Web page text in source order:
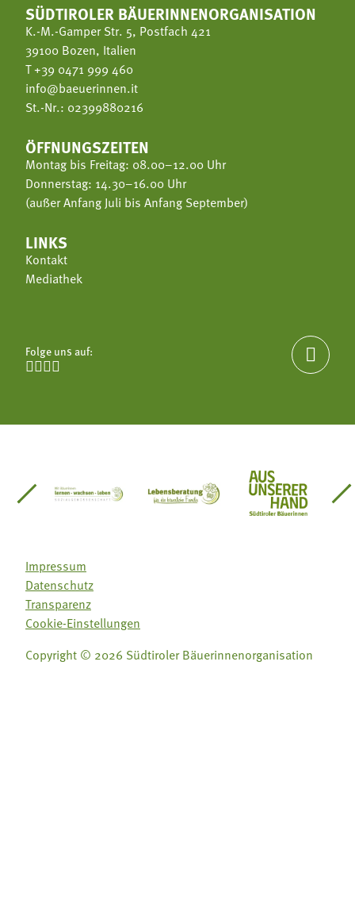
SÜDTIROLER BÄUERINNENORGANISATION
K.-M.-Gamper Str. 5, Postfach 421
39100 Bozen, Italien
T+39 0471 999 460
info@baeuerinnen.it
St.-Nr.: 02399880216
ÖFFNUNGSZEITEN
Montag bis Freitag: 08.00–12.00 Uhr
Donnerstag: 14.30–16.00 Uhr
(außer Anfang Juli bis Anfang September)
LINKS
Kontakt
Mediathek
Folge uns auf:


Südtirol
Gärtnervereinigung
Sozialgenossenschaft Mit Bäuerinnen lernen -
Lebensberatung für dieAus unserer
Impressum
Datenschutz
Transparenz
Cookie-Einstellungen
Copyright © 2026 Südtiroler Bäuerinnenorganisation